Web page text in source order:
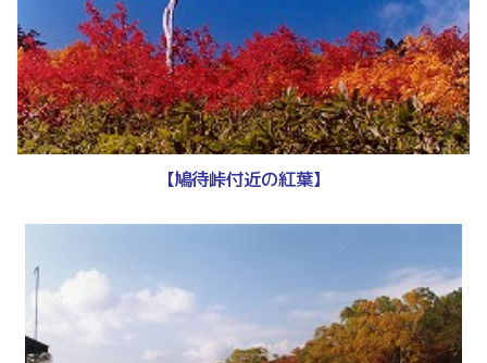
【鳩待峠付近の紅葉】